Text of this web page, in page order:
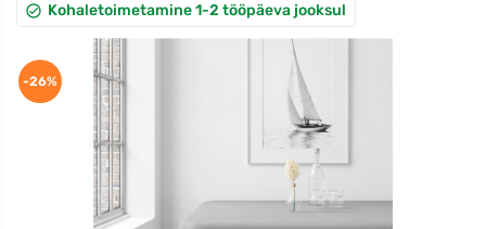
Kohaletoimetamine 1-2 tööpäeva jooksul
-26%